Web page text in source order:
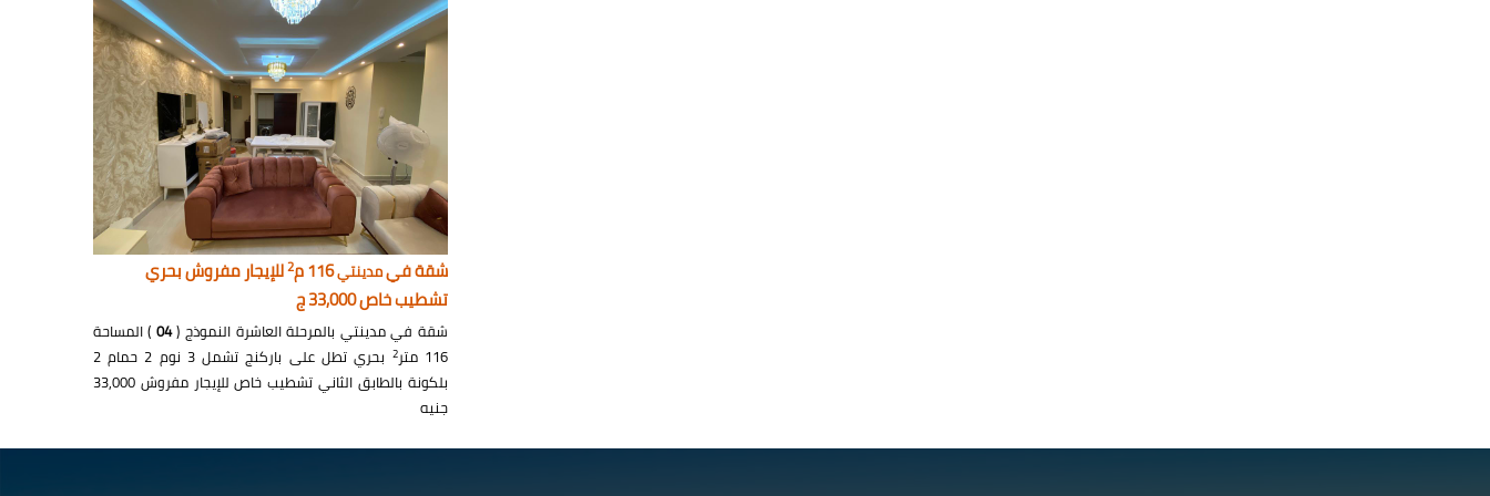
شقة فيمدينتي116 م 2للإيجار مفروش بحري
تشطيب خاص 33,000 ج
شقة في مدينتي بالمرحلة العاشرة النموذج (04 ) المساحة
116 متر
2
بحري تطل على باركنج تشمل 3 نوم 2 حمام 2
بلكونة بالطابق الثاني تشطيب خاص للإيجار مفروش 33,000
جنيه